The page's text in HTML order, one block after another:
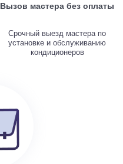
Вызов мастера без оплаты
Срочный выезд мастера по
установке и обслуживанию
кондиционеров